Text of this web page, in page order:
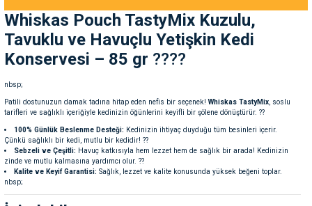
Su Kabları
Kemikleri
Seyahat Ürünleri
Whiskas Pouch TastyMix Kuzulu,
Tavuklu ve Havuçlu Yetişkin Kedi
Konservesi – 85 gr ????
nbsp;
Patili dostunuzun damak tadına hitap eden nefis bir seçenek!Whiskas TastyMix , soslu
tarifleri ve sağlıklı içeriğiyle kedinizin öğünlerini keyifli bir şölene dönüştürür. ??
100% Günlük Beslenme Desteği: Kedinizin ihtiyaç duyduğu tüm besinleri içerir.
Çünkü sağlıklı bir kedi, mutlu bir kedidir! ??
Sebzeli ve Çeşitli: Havuç katkısıyla hem lezzet hem de sağlık bir arada! Kedinizin
zinde ve mutlu kalmasına yardımcı olur. ??
Kalite ve Keyif Garantisi: Sağlık, lezzet ve kalite konusunda yüksek beğeni toplar.
nbsp;